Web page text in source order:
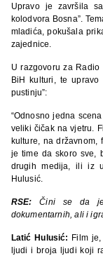
Upravo je završila
kolodvora Bosna”.
mladića, pokušala
zajednice. ​
U razgovoru za
BiH kulturi, te upravo
pustinju”:
“​Odnosno jedna
veliki čičak na vjetru.
kulture, na državnom,
je time da skoro sve,
drugih medija, ili iz
Hulusić.
RSE:Čini se da
dokumentarnih, ali i
Latić Hulusić: Film
ljudi i broja ljudi koji